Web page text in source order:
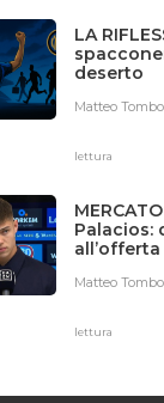
LA
deserto
Matteo
lettura
Palacios:
Matteo
lettura